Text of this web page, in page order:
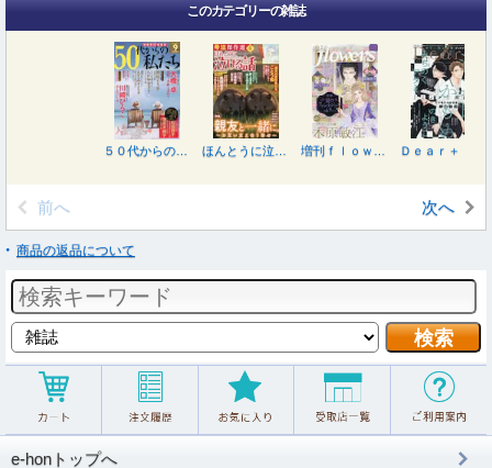
このカテゴリーの雑誌
前へ 次へ
商品の返品について
e-honトップへ